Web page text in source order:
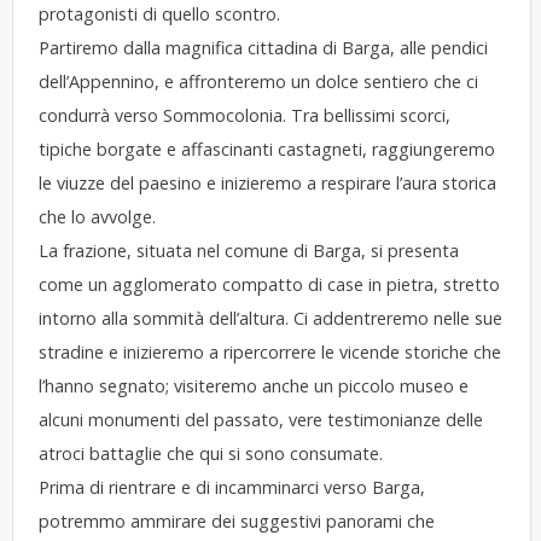
protagonisti di quello scontro.
Partiremo dalla magnifica cittadina di Barga, alle pendici
dell’Appennino, e affronteremo un dolce sentiero che ci
condurrà verso Sommocolonia. Tra bellissimi scorci,
tipiche borgate e affascinanti castagneti, raggiungeremo
le viuzze del paesino e inizieremo a respirare l’aura storica
che lo avvolge.
La frazione, situata nel comune di Barga, si presenta
come un agglomerato compatto di case in pietra, stretto
intorno alla sommità dell’altura. Ci addentreremo nelle sue
stradine e inizieremo a ripercorrere le vicende storiche che
l’hanno segnato; visiteremo anche un piccolo museo e
alcuni monumenti del passato, vere testimonianze delle
atroci battaglie che qui si sono consumate.
Prima di rientrare e di incamminarci verso Barga,
potremmo ammirare dei suggestivi panorami che